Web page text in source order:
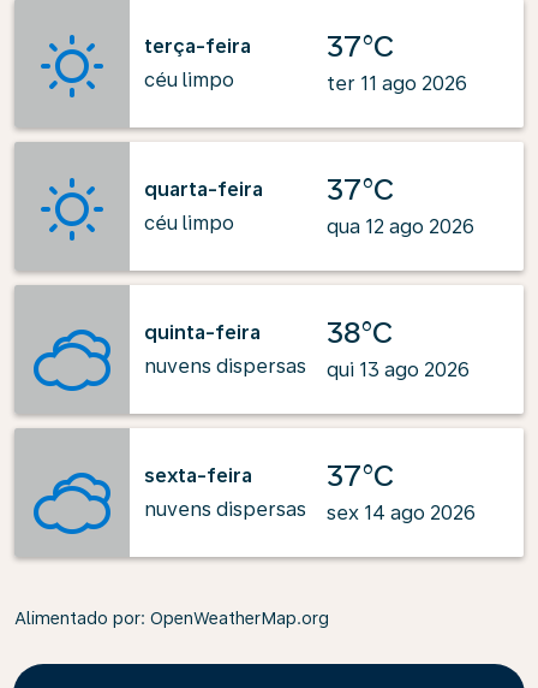
terça-feira
céu limpo
37°C
ter 11 ago 2026
quarta-feira
céu limpo
37°C
qua 12 ago 2026
quinta-feira
nuvens dispersas
38°C
qui 13 ago 2026
sexta-feira
nuvens dispersas
37°C
sex 14 ago 2026
Alimentado por: OpenWeatherMap.org